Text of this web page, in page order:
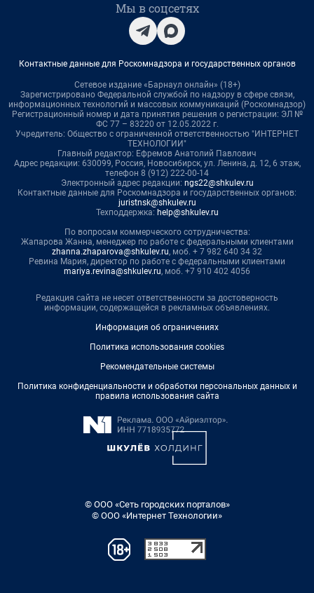
Мы в соцсетях
Контактные данные для Роскомнадзора и государственных органов
Сетевое издание «Барнаул онлайн» (18+)
Зарегистрировано Федеральной службой по надзору в сфере связи,
информационных технологий и массовых коммуникаций (Роскомнадзор)
Регистрационный номер и дата принятия решения о регистрации: ЭЛ №
ФС 77 – 83220 от 12.05.2022 г.
Учредитель: Общество с ограниченной ответственностью "ИНТЕРНЕТ
ТЕХНОЛОГИИ"
Главный редактор: Ефремов Анатолий Павлович
Адрес редакции: 630099, Россия, Новосибирск, ул. Ленина, д. 12, 6 этаж,
телефон 8 (912) 222-00-14
Электронный адрес редакции: ngs22@shkulev.ru
Контактные данные для Роскомнадзора и государственных органов:
juristnsk@shkulev.ru
Техподдержка: help@shkulev.ru
По вопросам коммерческого сотрудничества:
Жапарова Жанна, менеджер по работе с федеральными клиентами
zhanna.zhaparova@shkulev.ru, моб. + 7 982 640 34 32
Ревина Мария, директор по работе с федеральными клиентами
mariya.revina@shkulev.ru, моб. +7 910 402 4056
Редакция сайта не несет ответственности за достоверность
информации, содержащейся в рекламных объявлениях.
Информация об ограничениях
Политика использования cookies
Рекомендательные системы
Политика конфиденциальности и обработки персональных данных и
правила использования сайта
© ООО «Сеть городских порталов»
© ООО «Интернет Технологии»